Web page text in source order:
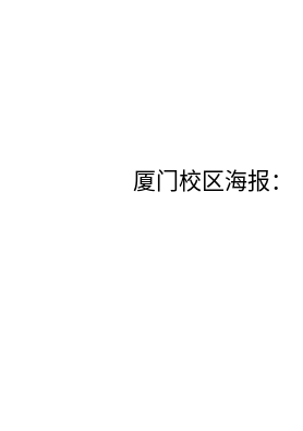
厦门校区海报：